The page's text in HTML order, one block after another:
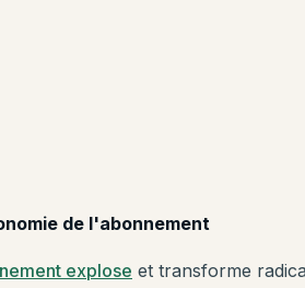
de l'abonnement
explose et transforme